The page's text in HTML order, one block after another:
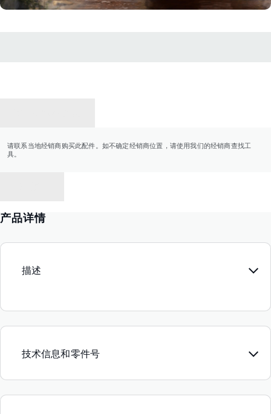
请联系当地经销商购买此配件。如不确定经销商位置，请使用我们的经销商查找工
具。
产品详情
描述
技术信息和零件号